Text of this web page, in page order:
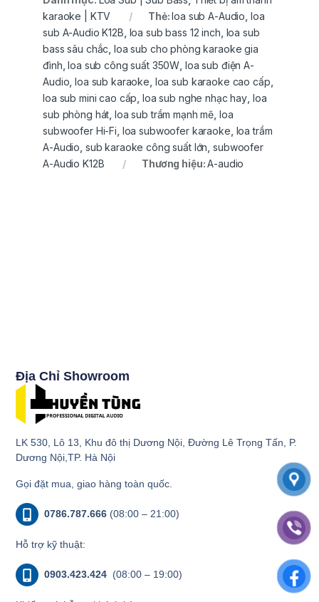
karaoke | KTV
Thẻ:loa sub A-Audio loa
sub A-Audio K12B loa sub bass 12 inch loa sub
bass sâu chắc loa sub cho phòng karaoke gia
đình ,loa sub công suất 350W loa sub điện A-
Audio ,loa sub karaoke loa sub karaoke cao cấp
loa sub mini cao cấp ,loa sub nghe nhạc hay loa
sub phòng hát loa sub trầm mạnh mẽ loa
subwoofer Hi-Fi loa subwoofer karaoke loa trầm
A-Audio sub karaoke công suất lớn ,subwoofer
A-Audio K12B
Thương hiệu:A-audio
Địa Chỉ Showroom
LK 530, Lô 13, Khu đô thị Dương Nội, Đường Lê Trọng Tấn, P.
Dương Nội,TP. Hà Nội
Gọi đặt mua, giao hàng toàn quốc.
0786.787.666 (08:00 – 21:00)
Hỗ trợ kỹ thuật:
0903.423.424 (08:00 – 19:00)